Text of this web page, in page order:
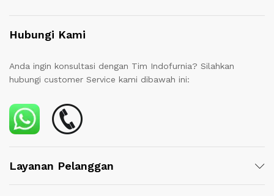
Hubungi Kami
Anda ingin konsultasi dengan Tim Indofurnia? Silahkan
hubungi customer Service kami dibawah ini:
Layanan Pelanggan